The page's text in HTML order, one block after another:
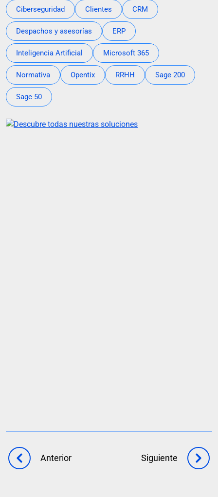
Ciberseguridad Clientes CRM
Despachos y asesorías ERP
Inteligencia Artificial Microsoft 365
Normativa Opentix RRHH Sage 200
Sage 50
Anterior Siguiente